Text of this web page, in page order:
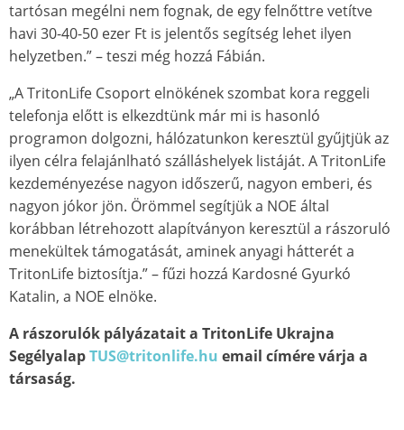
tartósan megélni nem fognak, de egy felnőttre vetítve
havi 30-40-50 ezer Ft is jelentős segítség lehet ilyen
helyzetben.” – teszi még hozzá Fábián.
„A TritonLife Csoport elnökének szombat kora reggeli
telefonja előtt is elkezdtünk már mi is hasonló
programon dolgozni, hálózatunkon keresztül gyűjtjük az
ilyen célra felajánlható szálláshelyek listáját. A TritonLife
kezdeményezése nagyon időszerű, nagyon emberi, és
nagyon jókor jön. Örömmel segítjük a NOE által
korábban létrehozott alapítványon keresztül a rászoruló
menekültek támogatását, aminek anyagi hátterét a
TritonLife biztosítja.” – fűzi hozzá Kardosné Gyurkó
Katalin, a NOE elnöke.
A rászorulók pályázatait a TritonLife Ukrajna
SegélyalapTUS@tritonlife.hu email címére várja a
társaság.